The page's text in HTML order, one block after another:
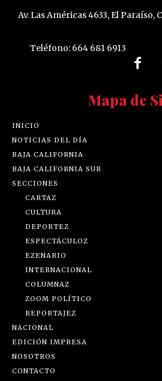
Av. Las Américas 4633, El Paraíso,
Teléfono: 664 681 6913
Mapa de
INICIO
NOTICIAS DEL DÍA
BAJA CALIFORNIA
BAJA CALIFORNIA SUR
SECCIONES
CARTAZ
CULTURA
DEPORTEZ
ESPECTÁCULOZ
EZENARIO
INTERNACIONAL
COLUMNAZ
ZOOM POLÍTICO
REPORTAJEZ
NACIONAL
EDICIÓN IMPRESA
NOSOTROS
CONTACTO